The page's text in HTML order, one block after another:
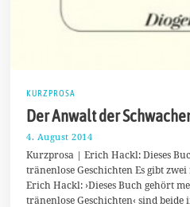
KURZPROSA
Der Anwalt der
4. August 2014
A
u
g
u
Kurzprosa | Erich Hackl: Dieses
tränenlose Geschichten Es gibt
Erich Hackl: ›Dieses Buch gehört
tränenlose Geschichten‹ sind beide